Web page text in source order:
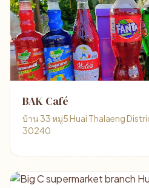
BAK Café
บ้าน 33 หมู่5 Huai Thalaeng
30240